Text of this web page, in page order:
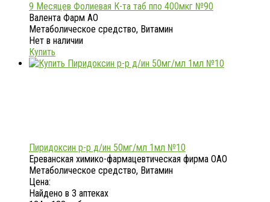
9 Месяцев Фолиевая К-та таб ппо 400мкг №90
Валента Фарм АО
Метаболическое средство, Витамин
Нет в наличии
Купить
Пиридоксин р-р д/ин 50мг/мл 1мл №10
Ереванская химико-фармацевтическая фирма ОАО
Метаболическое средство, Витамин
Цена:
Найдено в 3 аптеках